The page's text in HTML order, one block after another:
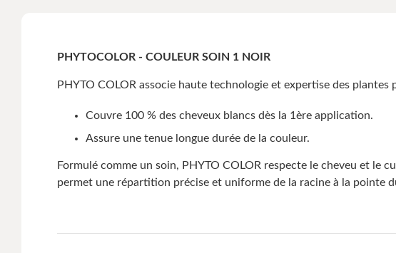
PHYTOCOLOR - COULEUR SOIN 1 NOIR
PHYTO COLOR associe haute technologie et expertise des
Couvre 100 % des cheveux blancs dès la 1ère application.
Assure une tenue longue durée de la couleur.
Formulé comme un soin, PHYTO COLOR respecte le cheveu et le
permet une répartition précise et uniforme de la racine à la pointe